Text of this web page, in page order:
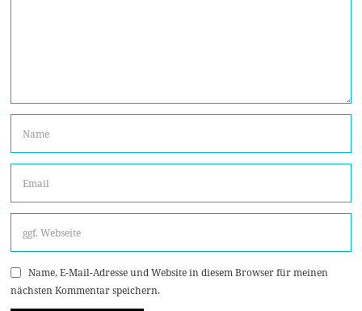
Name, E-Mail-Adresse und Website in diesem Browser für meinen
nächsten Kommentar speichern.